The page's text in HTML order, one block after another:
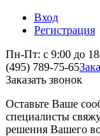
Вход
Регистрация
Пн-Пт: с 9:00 до
(495) 789-75-65
Заказать звонок
Оставьте Ваше
специалисты
решения Вашего